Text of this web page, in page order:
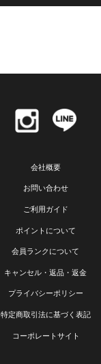
会社概要
お問い合わせ
ご利用ガイド
ポイントについて
会員ランクについて
キャンセル・返品・返金
プライバシーポリシー
特定商取引法に基づく表記
コーポレートサイト